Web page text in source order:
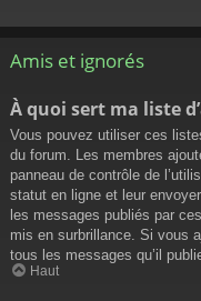
Amis et ignorés
À quoi sert ma liste
Vous pouvez utiliser ces
du forum. Les membres
panneau de contrôle de
statut en ligne et leur
les messages publiés par
mis en surbrillance. Si vous
tous les messages qu’il
Haut